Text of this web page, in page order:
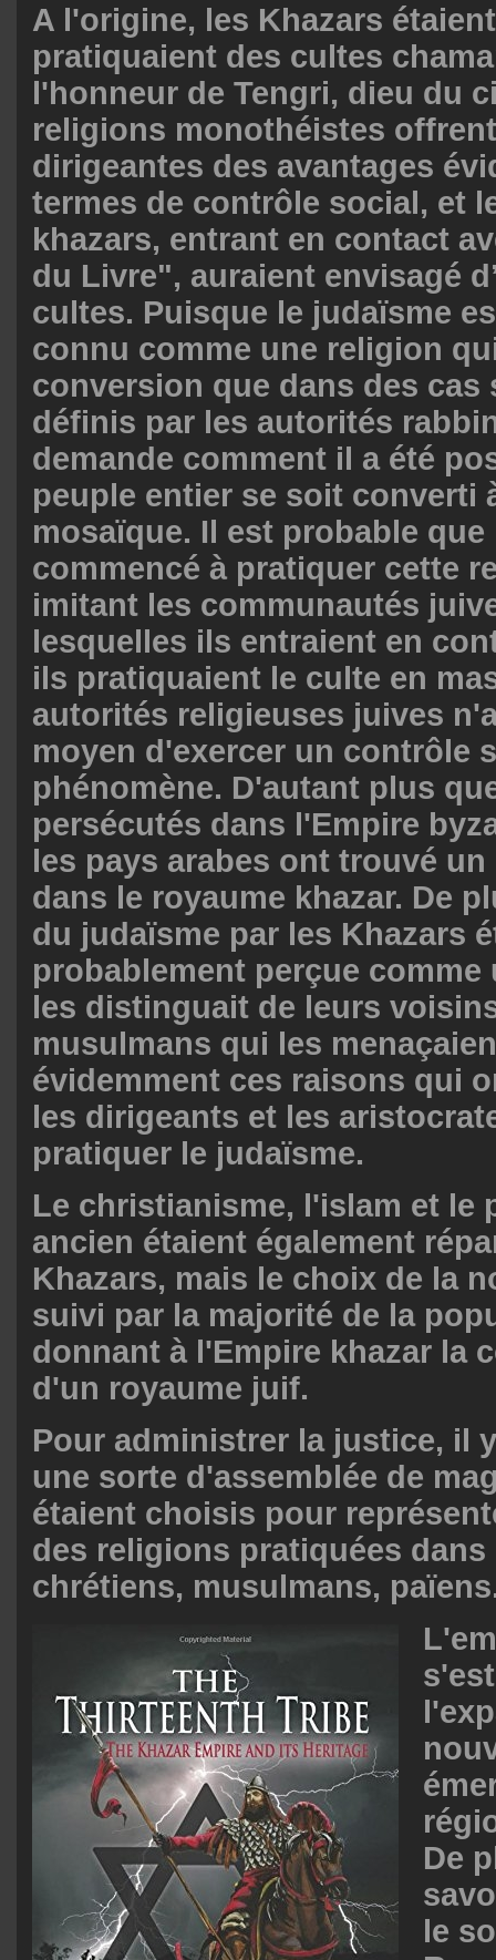
A l'origine, les Khazars
pratiquaient des cultes
l'honneur de Tengri, dieu du
religions monothéistes
dirigeantes des avantages
termes de contrôle social, et
khazars, entrant en contact
du Livre", auraient envisagé
cultes. Puisque le judaïsme
connu comme une religion
conversion que dans des cas
définis par les autorités
demande comment il a été
peuple entier se soit converti
mosaïque. Il est probable
commencé à pratiquer cette
imitant les communautés
lesquelles ils entraient en
ils pratiquaient le culte en
autorités religieuses juives
moyen d'exercer un contrôle
phénomène. D'autant plus
persécutés dans l'Empire
les pays arabes ont trouvé
dans le royaume khazar. De
du judaïsme par les Khazars
probablement perçue comme
les distinguait de leurs
musulmans qui les
évidemment ces raisons qui
les dirigeants et les
pratiquer le judaïsme.
Le christianisme, l'islam et le
ancien étaient également
Khazars, mais le choix de la
suivi par la majorité de la
donnant à l'Empire khazar la
d'un royaume juif.
Pour administrer la justice, il
une sorte d'assemblée de
étaient choisis pour
des religions pratiquées
chrétiens, musulmans,
De
le